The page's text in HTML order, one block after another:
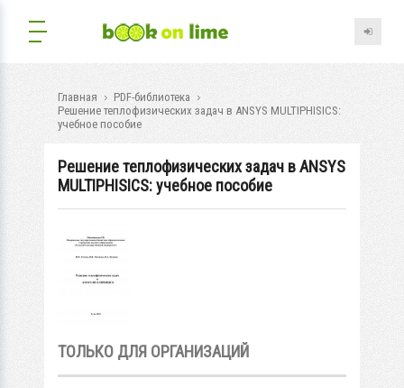
Главная
PDF-библиотека
Решение теплофизических задач в ANSYS MULTIPHISICS:
учебное пособие
Решение теплофизических задач в ANSYS
MULTIPHISICS: учебное пособие
ТОЛЬКО ДЛЯ ОРГАНИЗАЦИЙ